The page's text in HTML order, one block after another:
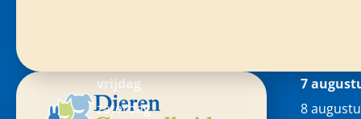
vrijdag 7
zaterdag
8